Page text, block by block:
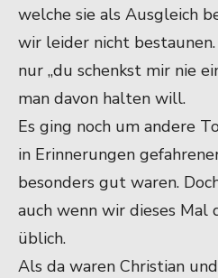
welche sie als Ausgleich
wir leider nicht
nur „du schenkst mir nie
man davon halten will.
Es ging noch um andere
in Erinnerungen
besonders gut waren.
auch wenn wir dieses Mal
üblich.
Als da waren Christian